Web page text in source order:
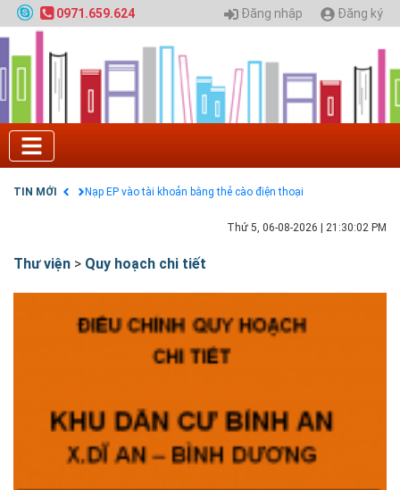
0971.659.624 Đăng nhập Đăng ký
TIN MỚI
Chính sách thanh toán
Điều khoản dịch vụ
HƯỚNG DẪN THANH TOÁN VNPAY TRÊN WEBSITE
Tuyển sinh 2024, Khoa kỹ thuật hạ tầng và môi
trường đô thị - Đại học Kiến trúc Hà Nội
Quy hoạch chung hệ thống đê điều thành phố Hà
Nội
Nạp EP vào tài khoản bằng thẻ cào điện thoại
Thứ 5, 06-08-2026 21:30:03 PM
Thư viện > Quy hoạch chi tiết